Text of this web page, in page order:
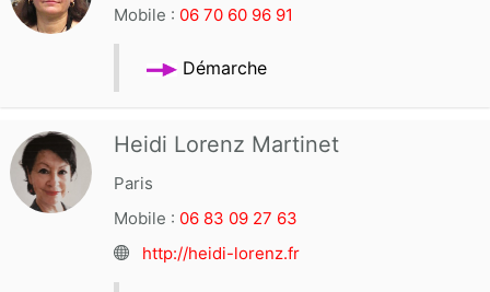
Mobile : 06 70 60 96 91
Démarche
Heidi Lorenz Martinet
Paris
Mobile : 06 83 09 27 63
http://heidi-lorenz.fr